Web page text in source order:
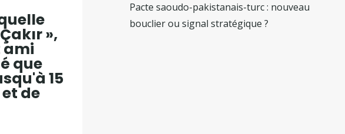
»,
ami
que
15
de
Pacte saoudo-pakistanais-turc : nouveau
bouclier ou signal stratégique ?